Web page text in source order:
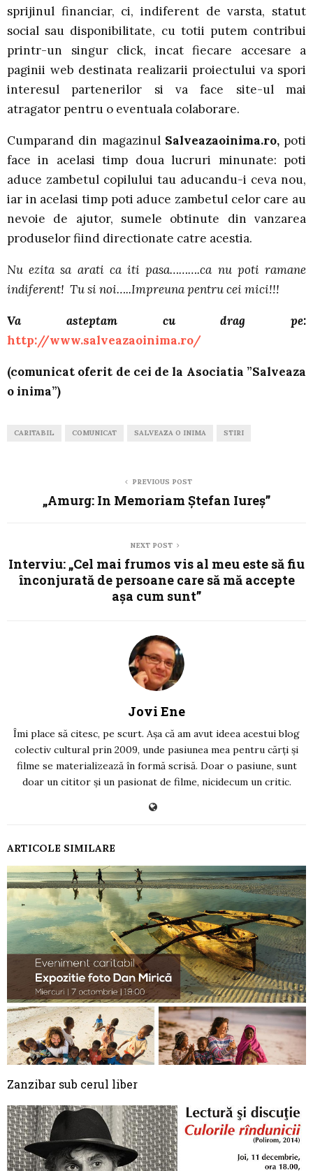
sprijinul financiar, ci, indiferent de varsta, statut
social sau disponibilitate, cu totii putem contribui
printr-un singur click, incat fiecare accesare a
paginii web destinata realizarii proiectului va spori
interesul partenerilor si va face site-ul mai
atragator pentru o eventuala colaborare.
Cumparand din magazinul Salveazaoinima.ro,poti
face in acelasi timp doua lucruri minunate: poti
aduce zambetul copilului tau aducandu-i ceva nou,
iar in acelasi timp poti aduce zambetul celor care au
nevoie de ajutor, sumele obtinute din vanzarea
produselor fiind directionate catre acestia.
Nu ezita sa arati ca iti pasa……….ca nu poti ramane
indiferent! Tu si noi…..Impreuna pentru cei mici!!!
Va asteptam cu drag pe:
http://www.salveazaoinima.ro/
(comunicat oferit de cei de la Asociatia ”Salveaza
o inima”)
CARITABIL COMUNICAT SALVEAZA O INIMA STIRI
PREVIOUS POST
„Amurg: In Memoriam Ştefan Iureş”
NEXT POST
Interviu: „Cel mai frumos vis al meu este să fiu
înconjurată de persoane care să mă accepte
aşa cum sunt”
Jovi Ene
Îmi place să citesc, pe scurt. Așa că am avut ideea acestui blog
colectiv cultural prin 2009, unde pasiunea mea pentru cărți și
filme se materializează în formă scrisă. Doar o pasiune, sunt
doar un cititor și un pasionat de filme, nicidecum un critic.
ARTICOLE SIMILARE
Zanzibar sub cerul liber